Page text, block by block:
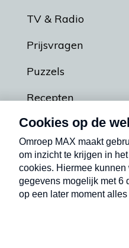
TV & Radio
Prijsvragen
Puzzels
Recepten
Podcasts